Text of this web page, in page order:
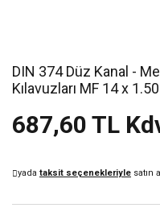
DIN 374 Düz Kanal -
Kılavuzları MF 14 x 1.50
687,60 TL
yada taksit seçenekleriyle satın